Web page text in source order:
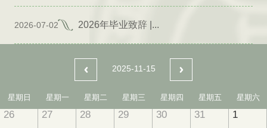
2026-07-02 2026年毕业致辞 |...
2025-11-15
星期日 星期一 星期二 星期三 星期四 星期五 星期六
26 27 28 29 30 31 1